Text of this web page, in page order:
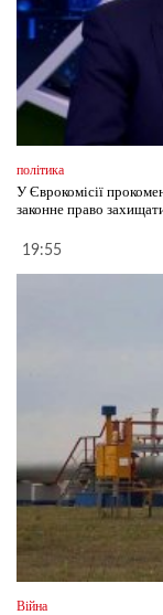
політика
У Єврокомісії
законне право
19:55
Війна